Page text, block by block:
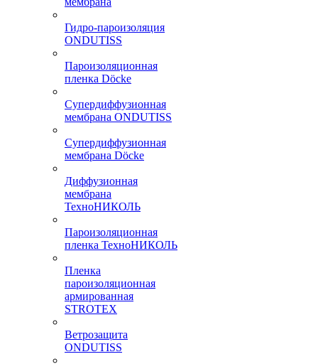
Гидро-пароизоляция
ONDUTISS
Пароизоляционная
пленка Döcke
Супердиффузионная
мембрана ONDUTISS
Супердиффузионная
мембрана Döcke
Диффузионная
мембрана
ТехноНИКОЛЬ
Пароизоляционная
пленка ТехноНИКОЛЬ
Пленка
пароизоляционная
армированная
STROTEX
Ветрозащита
ONDUTISS